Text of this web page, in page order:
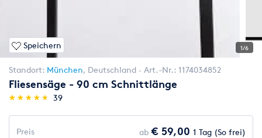
Speichern 1/6
Standort: München, Deutschland Art.-Nr.: 1174034852
Fliesensäge - 90 cm Schnittlänge
(*)
★
★
(*)★
★
(*) ★
★
(*) ★
★
(*) ★
★ 39
Preis ab € 59,00 1 Tag (So frei)